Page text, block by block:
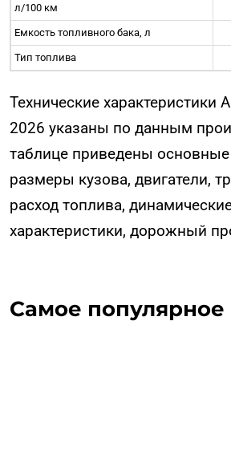
л/100 км
Емкость топливного бака, л
Тип топлива
Технические характеристики
2026 указаны по данным
таблице приведены
размеры кузова, двигатели,
расход топлива,
характеристики, дорожный
Самое популярное